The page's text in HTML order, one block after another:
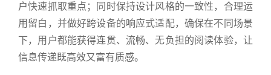
户快速抓取重点；同时保持设计风格的一致性，合理运
用留白，并做好跨设备的响应式适配，确保在不同场景
下，用户都能获得连贯、流畅、无负担的阅读体验，让
信息传递既高效又富有质感。